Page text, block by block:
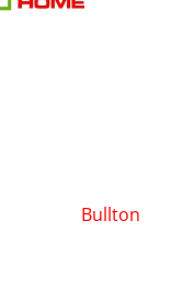
Bullton